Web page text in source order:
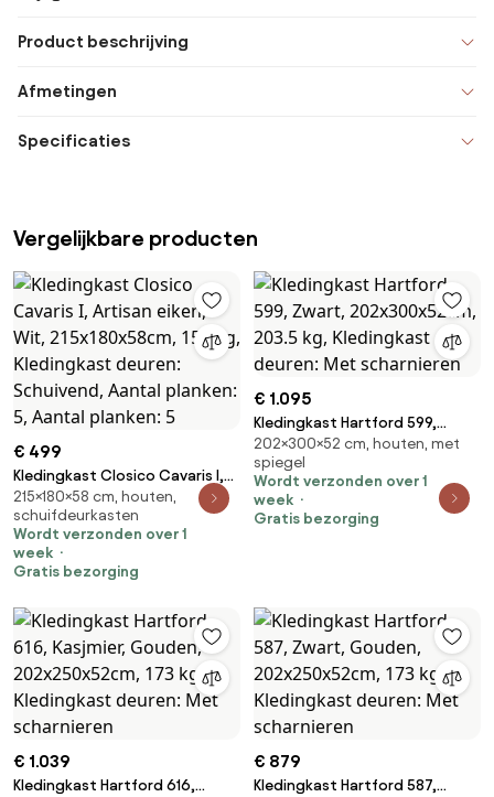
Product beschrijving
Afmetingen
Specificaties
Vergelijkbare producten
€ 499
Kledingkast Closico Cavaris I,
Artisan eiken, Wit,
215x180x58cm, 150 kg,
Kledingkast deuren: Schuivend,
Aantal planken: 5, Aantal
215×180×58 cm, houten,
schuifdeurkasten
Wordt verzonden over 1
week
Gratis bezorging
€ 1.095
Kledingkast Hartford 599,
Zwart, 202x300x52cm, 203.5
kg, Kledingkast deuren: Met
scharnieren
202×300×52 cm, houten, met
spiegel
Wordt verzonden over 1
week
Gratis bezorging
€ 1.039
Kledingkast Hartford 616,
€ 879
Kledingkast Hartford 587,